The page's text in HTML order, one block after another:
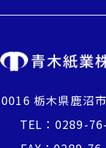
栃木県鹿沼
TEL： 0289-